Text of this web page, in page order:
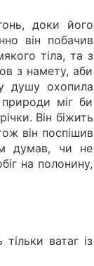
доки його
він побачив
тіла, та з
з намету, аби
душу охопила
природи міг би
Він біжить
він поспішив
думав, чи не
на полонину,
ватаг із